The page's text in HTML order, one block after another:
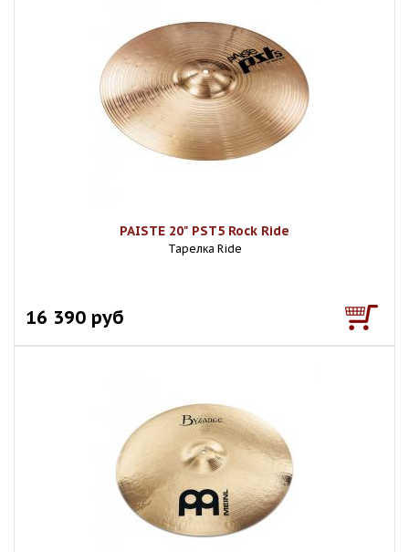
PAISTE 20" PST5 Rock Ride
Тарелка Ride
16 390 руб